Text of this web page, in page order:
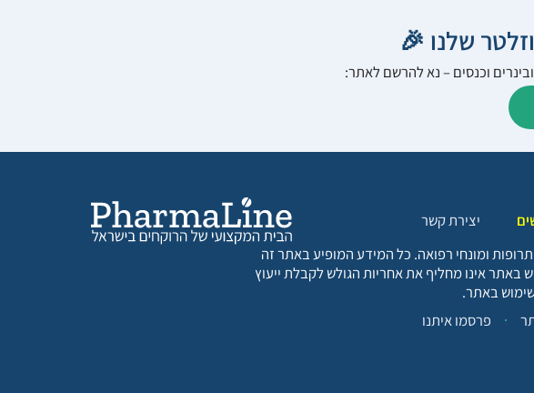
שלנו 🎉
וכנסים – נא להרשם לאתר:
יצירת קשר
ומונחי רפואה. כל המידע המופיע באתר זה
באתר אינו מחליף את אחריות הגולש לקבלת ייעוץ
באתר.
פרסמו איתנו